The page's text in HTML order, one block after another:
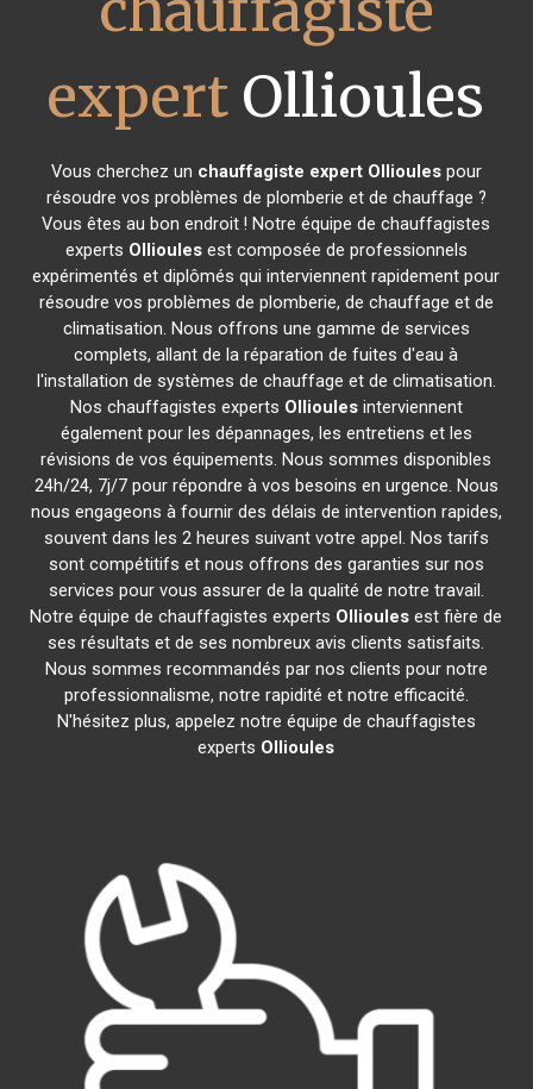
expert Ollioules
Vous cherchez un chauffagiste expert Ollioulespour
résoudre vos problèmes de plomberie et de chauffage ?
Vous êtes au bon endroit ! Notre équipe de chauffagistes
experts Ollioulesest composée de professionnels
expérimentés et diplômés qui interviennent rapidement pour
résoudre vos problèmes de plomberie, de chauffage et de
climatisation. Nous offrons une gamme de services
complets, allant de la réparation de fuites d'eau à
l'installation de systèmes de chauffage et de climatisation.
Nos chauffagistes experts Ollioulesinterviennent
également pour les dépannages, les entretiens et les
révisions de vos équipements. Nous sommes disponibles
24h/24, 7j/7 pour répondre à vos besoins en urgence. Nous
nous engageons à fournir des délais de intervention rapides,
souvent dans les 2 heures suivant votre appel. Nos tarifs
sont compétitifs et nous offrons des garanties sur nos
services pour vous assurer de la qualité de notre travail.
Notre équipe de chauffagistes experts Ollioules est fière de
ses résultats et de ses nombreux avis clients satisfaits.
Nous sommes recommandés par nos clients pour notre
professionnalisme, notre rapidité et notre efficacité.
N'hésitez plus, appelez notre équipe de chauffagistes
experts Ollioules